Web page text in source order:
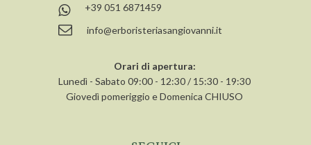
+39 051 6871459
info@erboristeriasangiovanni.it
Orari di apertura:
Lunedì - Sabato 09:00 - 12:30 / 15:30 - 19:30
Giovedì pomeriggio e Domenica CHIUSO